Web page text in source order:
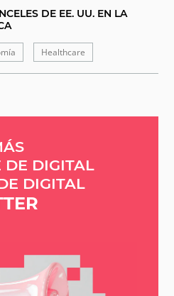
DE EE. UU. EN LA
Healthcare
DE DIGITAL
DIGITAL